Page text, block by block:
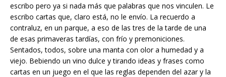
escribo pero ya si nada más que palabras que nos vinculen. Le
escribo cartas que, claro está, no le envío. La recuerdo a
contraluz, en un parque, a eso de las tres de la tarde de una
de esas primaveras tardías, con frío y premoniciones.
Sentados, todos, sobre una manta con olor a humedad y a
viejo. Bebiendo un vino dulce y tirando ideas y frases como
cartas en un juego en el que las reglas dependen del azar y la